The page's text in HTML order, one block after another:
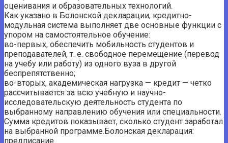
оценивания и образовательных технологий.
Как указано в Болонской декларации, кредитно-
модульная система выполняет две основные функции с
упором на самостоятельное обучение:
во-первых, обеспечить мобильность студентов и
преподавателей, т. е. свободное перемещение (перевод
на учебу или работу) из одного вуза в другой
беспрепятственно;
во-вторых, академическая нагрузка — кредит — четко
рассчитывается за всю учебную и научно-
исследовательскую деятельность студента по
выбранному направлению обучения или специальности.
Сумма кредитов показывает, сколько студент заработал
на выбранной программе.Болонская декларация:
предписание